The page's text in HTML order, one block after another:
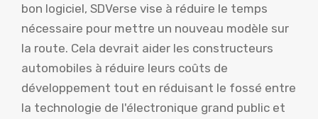
bon logiciel, SDVerse vise à réduire le temps
nécessaire pour mettre un nouveau modèle sur
la route. Cela devrait aider les constructeurs
automobiles à réduire leurs coûts de
développement tout en réduisant le fossé entre
la technologie de l'électronique grand public et